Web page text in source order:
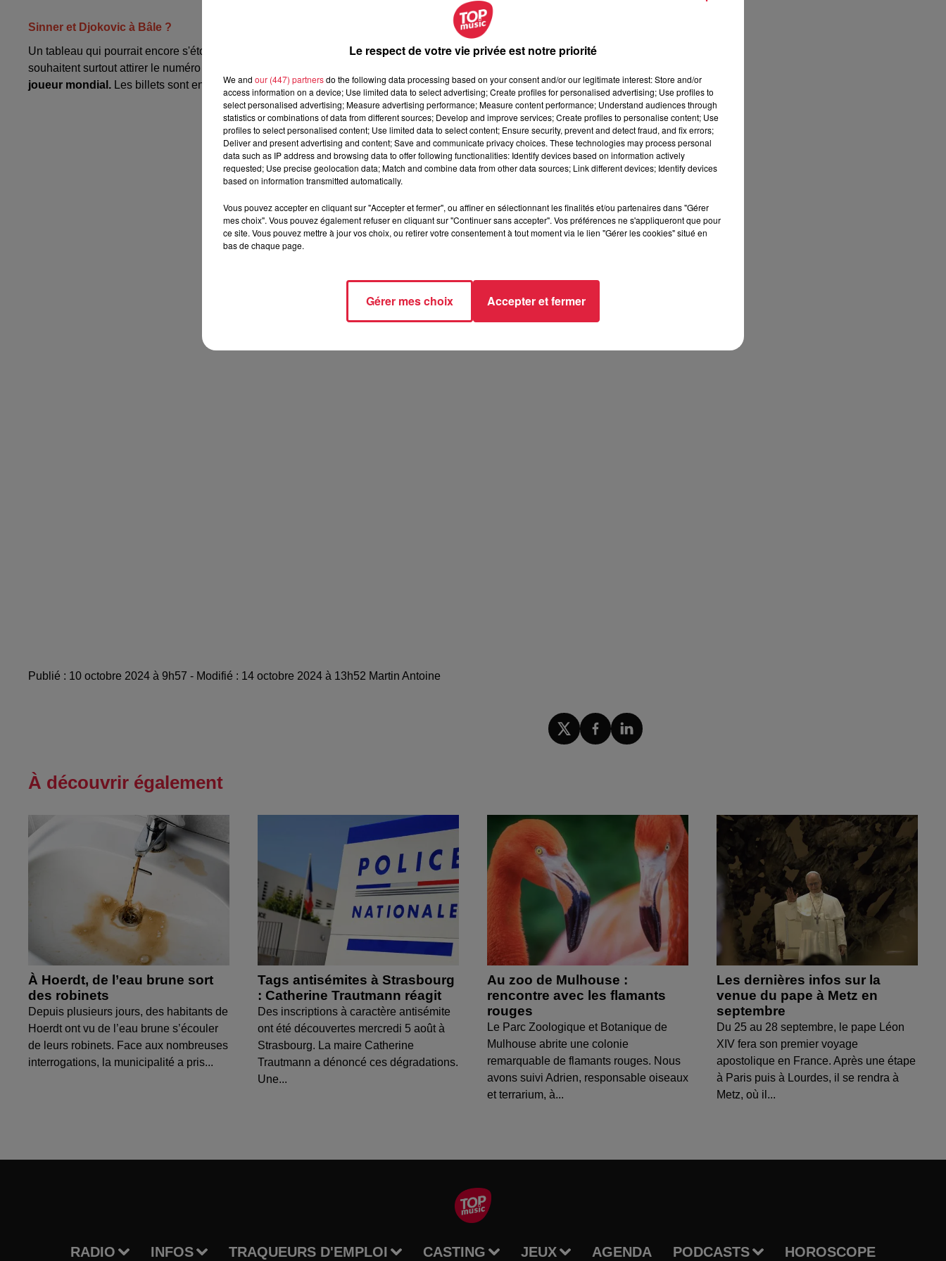
Sinner et Djokovic à Bâle ?
Un tableau qui pourrait encore s'étoffer avec la présence de Ben Shelton,l'Américain 16 èmemondial. Les organisateurs
souhaitent surtout attirer le numéro 1 mondial Jannik Sinner, le numéro 2 Carlos Alcaraz mais aussi Novak Djokovic,
joueur mondial. Les billets sont en vente sur https://www.swissindoorsbasel.ch/fr/.
Publié : 10 octobre 2024 à 9h57 - Modifié : 14 octobre 2024 à 13h52 Martin Antoine
À découvrir également
À Hoerdt, de l’eau brune sort
des robinets
Depuis plusieurs jours, des habitants de
Hoerdt ont vu de l’eau brune s’écouler
de leurs robinets. Face aux nombreuses
interrogations, la municipalité a pris...
Tags antisémites à Strasbourg
: Catherine Trautmann réagit
Des inscriptions à caractère antisémite
ont été découvertes mercredi 5 août à
Strasbourg. La maire Catherine
Trautmann a dénoncé ces dégradations.
Une...
Au zoo de Mulhouse :
rencontre avec les flamants
rouges
Le Parc Zoologique et Botanique de
Mulhouse abrite une colonie
remarquable de flamants rouges. Nous
avons suivi Adrien, responsable oiseaux
et terrarium, à...
Les dernières infos sur la
venue du pape à Metz en
septembre
Du 25 au 28 septembre, le pape Léon
XIV fera son premier voyage
apostolique en France. Après une étape
à Paris puis à Lourdes, il se rendra à
Metz, où il...
RADIO INFOS TRAQUEURS D'EMPLOI CASTING JEUX AGENDA PODCASTS HOROSCOPE
Le respect de votre vie privée est notre priorité
We and our (447) partnersdo the following data processing based on your consent and/or our legitimate interest: Store and/or
access information on a device; Use limited data to select advertising; Create profiles for personalised advertising; Use profiles to
select personalised advertising; Measure advertising performance; Measure content performance; Understand audiences through
statistics or combinations of data from different sources; Develop and improve services; Create profiles to personalise content; Use
profiles to select personalised content; Use limited data to select content; Ensure security, prevent and detect fraud, and fix errors;
Deliver and present advertising and content; Save and communicate privacy choices. These technologies may process personal
data such as IP address and browsing data to offer following functionalities: Identify devices based on information actively
requested; Use precise geolocation data; Match and combine data from other data sources; Link different devices; Identify devices
based on information transmitted automatically.
Vous pouvez accepter en cliquant sur "Accepter et fermer", ou affiner en sélectionnant les finalités et/ou partenaires dans "Gérer
mes choix". Vous pouvez également refuser en cliquant sur "Continuer sans accepter". Vos préférences ne s'appliqueront que pour
ce site. Vous pouvez mettre à jour vos choix, ou retirer votre consentement à tout moment via le lien "Gérer les cookies" situé en
bas de chaque page.
Gérer mes choix Accepter et fermer